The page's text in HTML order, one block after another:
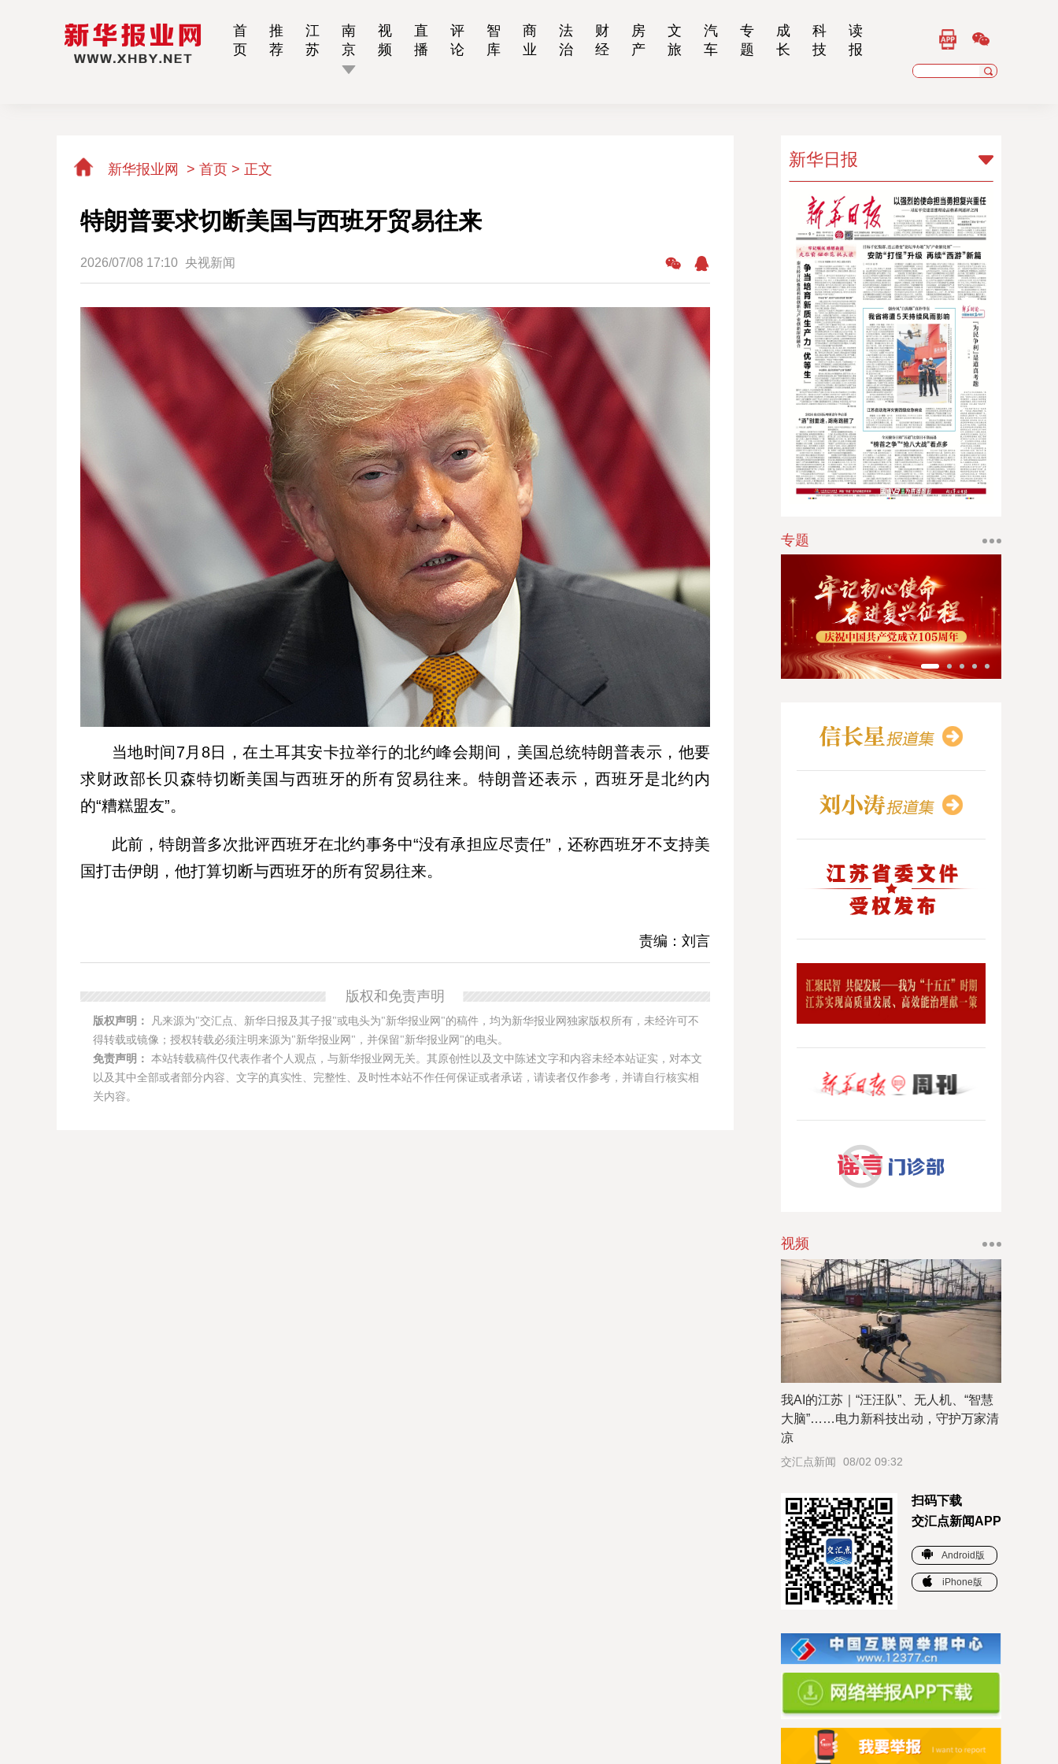
首
页
推
荐
江
苏
南
京
视
频
直
播
评
论
智
库
商
业
法
治
财
经
房
产
文
旅
汽
车
专
题
成
长
科
技
读
报
新华报业网 > 首页 > 正文
特朗普要求切断美国与西班牙贸易往来
2026/07/08 17:10 央视新闻
当地时间7月8日，在土耳其安卡拉举行的北约峰会期间，美国总统特朗普表示，他要
求财政部长 贝森特切断美国与西班牙的所有贸易往来。特朗普还表示，西班牙是北约内
的“糟糕盟友”。
此前，特朗普多次批评西班牙在北约事务中“没有承担应尽责任”，还称西班牙不支持美
国打击伊朗，他打算切断与西班牙的所有贸易往来。
责编：刘言
版权和免责声明
版权声明：
凡来源为"交汇点、新华日报及其子报"或电头为"新华报业网"的稿件，均为新华报业网独家版权所有，未经许可不
得转载或镜像；授权转载必须注明来源为"新华报业网"，并保留"新华报业网"的电头。
免责声明： 本站转载稿件仅代表作者个人观点，与新华报业网无关。其原创性以及文中陈述文字和内容未经本站证实，对本文
以及其中全部或者部分内容、文字的真实性、完整性、及时性本站不作任何保证或者承诺，请读者仅作参考，并请自行核实相
关内容。
新华日报
新华日报
扬子晚报
乡村干部报
南京晨报
江苏经济报
江苏法治报
江南时报
新苏商
扬子体育报
银潮
华人时刊
专题
视频
我AI的江苏｜“汪汪队”、无人机、“智慧
大脑”……电力新科技出动，守护万家清
凉
交汇点新闻 08/02 09:32
扫码下载
交汇点新闻APP
Android版
iPhone版